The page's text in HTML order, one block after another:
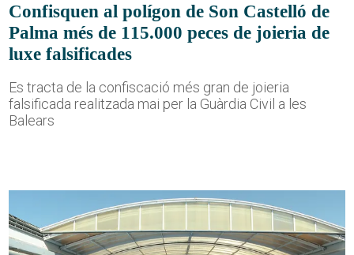
Confisquen al polígon de Son Castelló de
Palma més de 115.000 peces de joieria de
luxe falsificades
Es tracta de la confiscació més gran de joieria
falsificada realitzada mai per la Guàrdia Civil a les
Balears